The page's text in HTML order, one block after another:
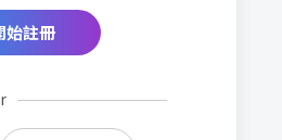
始註冊